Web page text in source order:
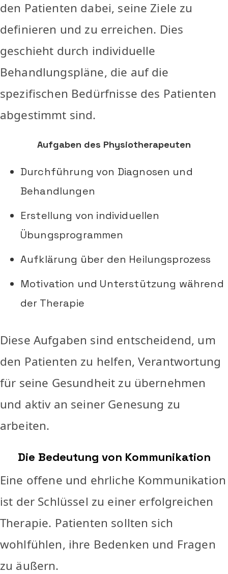
den Patienten dabei, seine Ziele zu
definieren und zu erreichen. Dies
geschieht durch individuelle
Behandlungspläne, die auf die
spezifischen Bedürfnisse des Patienten
abgestimmt sind.
Aufgaben des Physiotherapeuten
Durchführung von Diagnosen und
Behandlungen
Erstellung von individuellen
Übungsprogrammen
Aufklärung über den Heilungsprozess
Motivation und Unterstützung während
der Therapie
Diese Aufgaben sind entscheidend, um
den Patienten zu helfen, Verantwortung
für seine Gesundheit zu übernehmen
und aktiv an seiner Genesung zu
arbeiten.
Die Bedeutung von Kommunikation
Eine offene und ehrliche Kommunikation
ist der Schlüssel zu einer erfolgreichen
Therapie. Patienten sollten sich
wohlfühlen, ihre Bedenken und Fragen
zu äußern.